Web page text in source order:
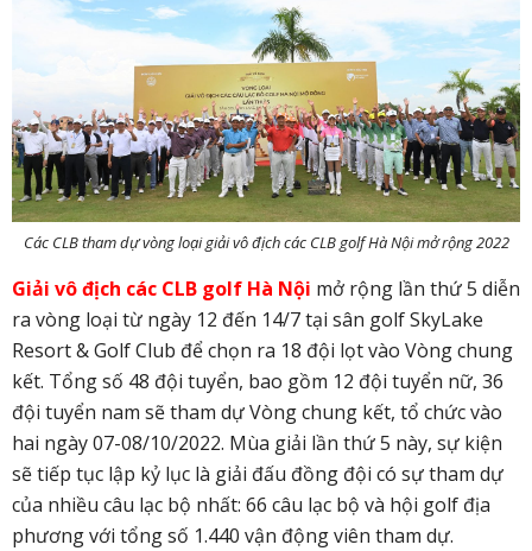
Các CLB tham dự vòng loại giải vô địch các CLB golf Hà Nội mở rộng 2022
Giải vô địch các CLB golf Hà Nội mở rộng lần thứ 5 diễn
ra vòng loại từ ngày 12 đến 14/7 tại sân golf SkyLake
Resort & Golf Club để chọn ra 18 đội lọt vào Vòng chung
kết. Tổng số 48 đội tuyển, bao gồm 12 đội tuyển nữ, 36
đội tuyển nam sẽ tham dự Vòng chung kết, tổ chức vào
hai ngày 07-08/10/2022. Mùa giải lần thứ 5 này, sự kiện
sẽ tiếp tục lập kỷ lục là giải đấu đồng đội có sự tham dự
của nhiều câu lạc bộ nhất: 66 câu lạc bộ và hội golf địa
phương với tổng số 1.440 vận động viên tham dự.